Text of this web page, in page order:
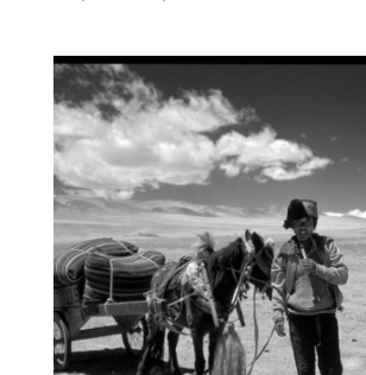
220,00 €
a
490,00 €